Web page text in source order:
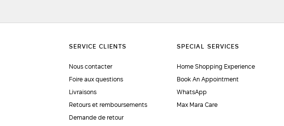
Nous contacter
Foire aux questions
Livraisons
Retours et remboursements
Demande de retour
Home Shopping Experience
Book An Appointment
WhatsApp
Max Mara Care